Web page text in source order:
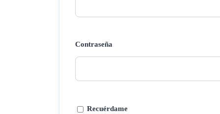
Contraseña
Recuérdame